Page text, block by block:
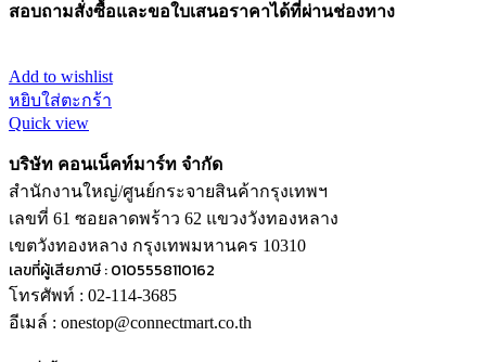
สอบถามสั่งซื้อและขอใบเสนอราคาได้ที่ผ่านช่องทาง
Add to wishlist
หยิบใส่ตะกร้า
Quick view
บริษัท คอนเน็คท์มาร์ท จำกัด
สำนักงานใหญ่/ศูนย์กระจายสินค้ากรุงเทพฯ
เลขที่ 61 ซอยลาดพร้าว 62 แขวงวังทองหลาง
เขตวังทองหลาง กรุงเทพมหานคร 10310
เลขที่ผู้เสียภาษี : 0105558110162
โทรศัพท์ : 02-114-3685
อีเมล์ : onestop@connectmart.co.th